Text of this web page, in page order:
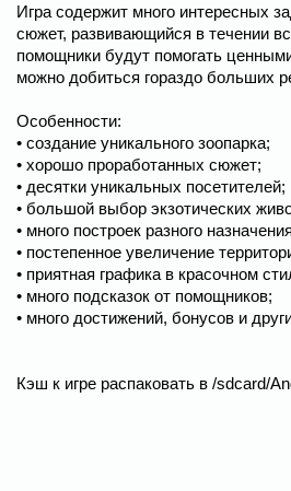
Игра содержит много интересных
сюжет, развивающийся в течении
помощники будут помогать
можно добиться гораздо больших
Особенности:
• создание уникального зоопарка;
• хорошо проработанных сюжет;
• десятки уникальных посетителей;
• большой выбор экзотических
• много построек разного
• постепенное увеличение
• приятная графика в красочном
• много подсказок от помощников;
• много достижений, бонусов и
Кэш к игре распаковать в /sdcard/